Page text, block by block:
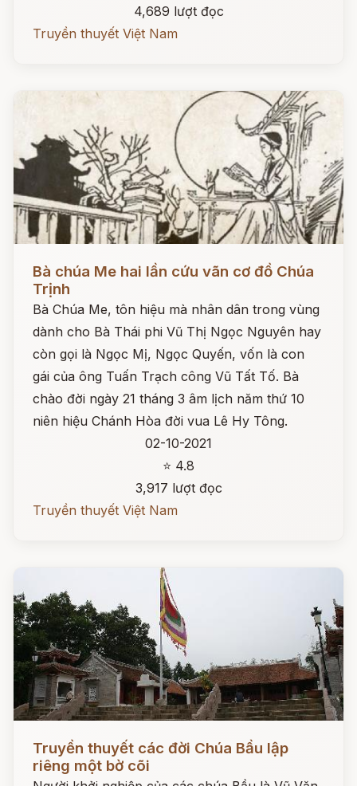
4,689 lượt đọc
Truyền thuyết Việt Nam
Bà chúa Me hai lần cứu vãn cơ đồ Chúa
Trịnh
Bà Chúa Me, tôn hiệu mà nhân dân trong vùng
dành cho Bà Thái phi Vũ Thị Ngọc Nguyên hay
còn gọi là Ngọc Mị, Ngọc Quyến, vốn là con
gái của ông Tuấn Trạch công Vũ Tất Tố. Bà
chào đời ngày 21 tháng 3 âm lịch năm thứ 10
niên hiệu Chánh Hòa đời vua Lê Hy Tông.
02-10-2021
⭐ 4.8
3,917 lượt đọc
Truyền thuyết Việt Nam
Đọc ngay
Truyền thuyết các đời Chúa Bầu lập
riêng một bờ cõi